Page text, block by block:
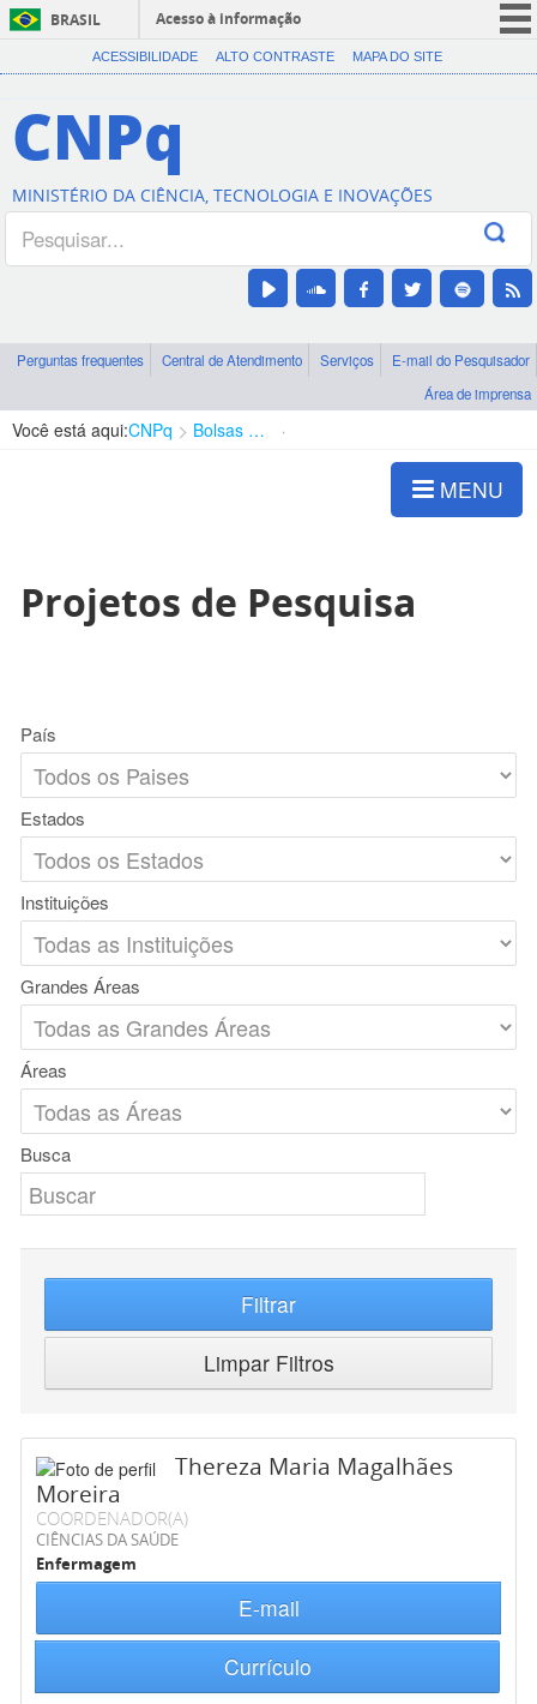
BRASIL
Acesso à informação
CORONAVÍRUS (COVID-19)
Canais
ACESSIBILIDADE ALTO CONTRASTE MAPA DO SITE
CNPq
MINISTÉRIO DA CIÊNCIA, TECNOLOGIA E INOVAÇÕES
Perguntas frequentes Central de Atendimento Serviços
E-mail do Pesquisador
Área de imprensa
Você está aqui:CNPq Bolsas e Auxílios Vigentes
MENU
Projetos de Pesquisa
País
Estados
Instituições
Grandes Áreas
Áreas
Busca
Filtrar
Limpar Filtros
Thereza Maria Magalhães
Moreira
COORDENADOR(A)
CIÊNCIAS DA SAÚDE
Enfermagem
E-mail
Currículo